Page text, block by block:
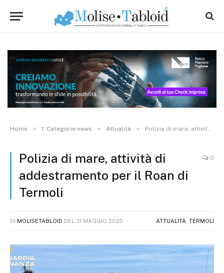
Home » 1. Categorie news » Attualità » Polizia di mare, attività di addestramento per il Roan di Termoli
Polizia di mare, attività di
addestramento per il Roan di
Termoli
0
DI MOLISETABLOID DEL 31 MAGGIO 2025 ATTUALITÀ TERMOLI